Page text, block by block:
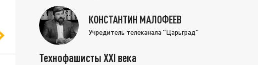
КОНСТАНТИН МАЛОФЕЕВ
Учредитель телеканала "Царьград"
Технофашисты XXI века